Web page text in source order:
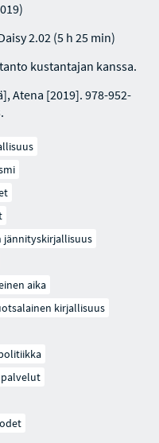
2.02 (5 h 25 min)
kustantajan kanssa.
Atena [2019]. 978-952-
aika
kirjallisuus